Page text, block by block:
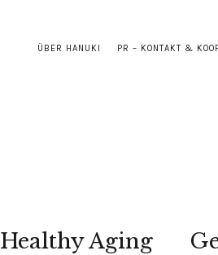
ÜBER HANUKI PR – KONTAKT &
Healthy Aging